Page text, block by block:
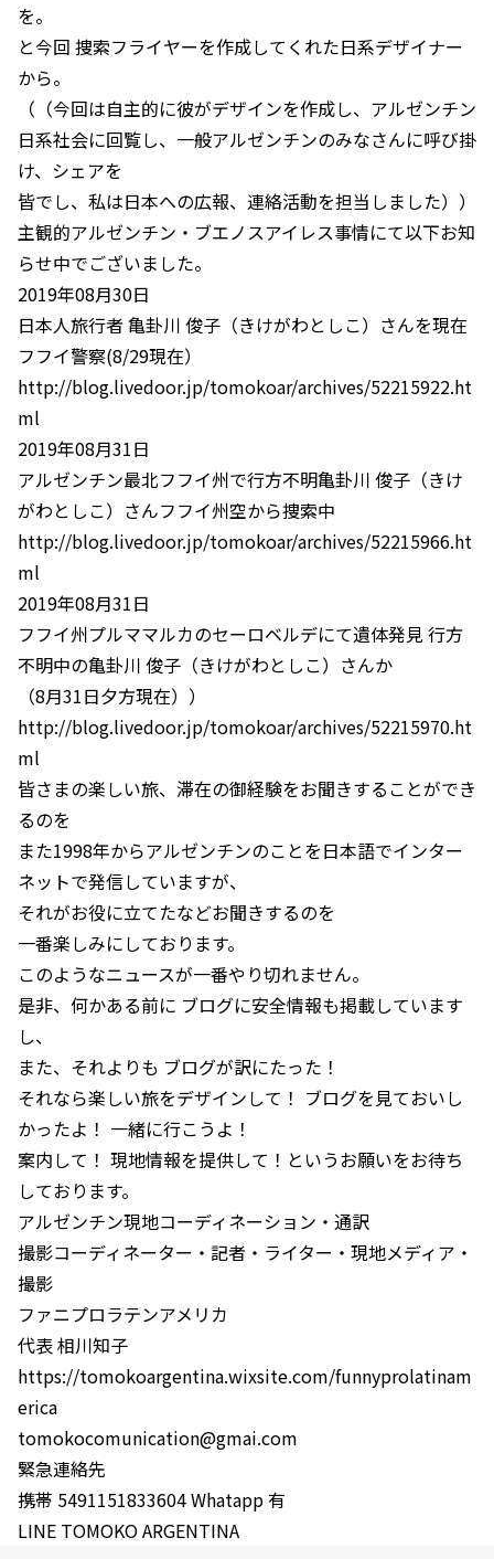
を。
と今回 捜索フライヤーを作成してくれた日系デザイナー
から。
（（今回は自主的に彼がデザインを作成し、アルゼンチン
日系社会に回覧し、一般アルゼンチンのみなさんに呼び掛
け、シェアを
皆でし、私は日本への広報、連絡活動を担当しました））
主観的アルゼンチン・ブエノスアイレス事情にて以下お知
らせ中でございました。
2019年08月30日
日本人旅行者 亀卦川 俊子（きけがわとしこ）さんを現在
フフイ警察(8/29現在）
http://blog.livedoor.jp/tomokoar/archives/52215922.ht
ml
2019年08月31日
アルゼンチン最北フフイ州で行方不明亀卦川 俊子（きけ
がわとしこ）さんフフイ州空から捜索中
http://blog.livedoor.jp/tomokoar/archives/52215966.ht
ml
2019年08月31日
フフイ州プルママルカのセーロベルデにて遺体発見 行方
不明中の亀卦川 俊子（きけがわとしこ）さんか
（8月31日夕方現在））
http://blog.livedoor.jp/tomokoar/archives/52215970.ht
ml
皆さまの楽しい旅、滞在の御経験をお聞きすることができ
るのを
また1998年からアルゼンチンのことを日本語でインター
ネットで発信していますが、
それがお役に立てたなどお聞きするのを
一番楽しみにしております。
このようなニュースが一番やり切れません。
是非、何かある前に ブログに安全情報も掲載しています
し、
また、それよりも ブログが訳にたった！
それなら楽しい旅をデザインして！ ブログを見ておいし
かったよ！ 一緒に行こうよ！
案内して！ 現地情報を提供して！というお願いをお待ち
しております。
アルゼンチン現地コーディネーション・通訳
撮影コーディネーター・記者・ライター・現地メディア・
撮影
ファニプロラテンアメリカ
代表 相川知子
https://tomokoargentina.wixsite.com/funnyprolatinam
erica
tomokocomunication@gmai.com
緊急連絡先
携帯 5491151833604 Whatapp 有
LINE TOMOKO ARGENTINA